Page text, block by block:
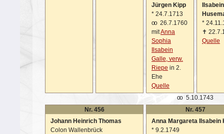
Jürgen Kipp
* 24.7.1713
oo 26.7.1760
mitAnna
Sophia
Ilsabein
Galle, verw.
Riepe in 2.
Ehe
Quelle
Ilsabein
*
✝
Quelle
oo
5.10.1743
Nr. 456
Johann Heinrich Thomas
Colon Wallenbrück
Nr. 457
Anna Margareta Ilsabein
* 9.2.1749